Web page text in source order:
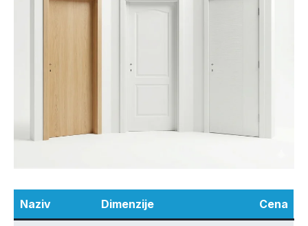
Naziv Dimenzije Cena